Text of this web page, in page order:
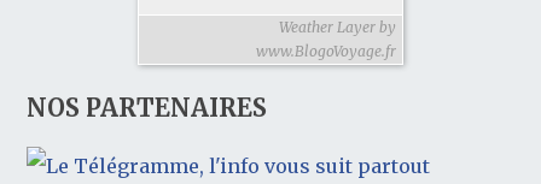
Weather Layer by
www.BlogoVoyage.fr
NOS PARTENAIRES